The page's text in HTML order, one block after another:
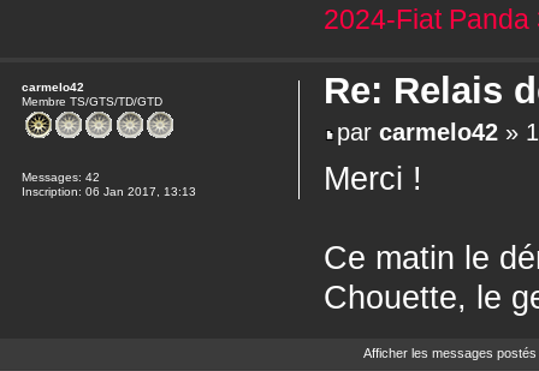
2024-Fiat
Re: Relais
parcarmelo42 »
Merci !
Ce matin le
Chouette, le
carmelo42
Membre TS/GTS/TD/GTD
Messages: 42
Inscription: 06 Jan 2017, 13:13
Afficher les messages